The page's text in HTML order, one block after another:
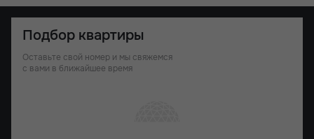
Подбор квартиры
Оставьте свой номер и мы свяжемся
с вами в ближайшее время